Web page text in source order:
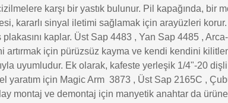
karşı bir yastık bulunur. Pil kapağında, bir
kararlı sinyal iletimi sağlamak için arayüzleri korur.
plakasını kaplar. Üst Sap 4483 , Yan Sap 4485 ,
için pürüzsüz kayma ve kendi kendini
uyumludur. Ek olarak, kafeste yerleşik 1/4"-20
yaratım için Magic Arm 3873 , Üst Sap 2165C ,
montaj ve demontaj için manyetik anahtar da